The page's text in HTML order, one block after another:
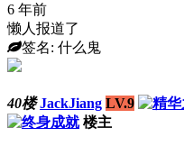
6 年前
懒人报道了
签名: 什么鬼
40楼 JackJiang LV.9
楼主